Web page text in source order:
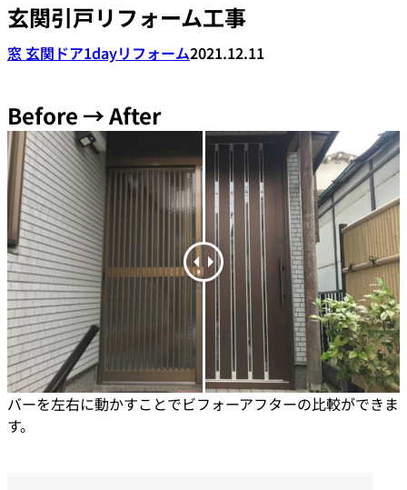
会社情報
よくあるご質問
サイトマップ
採用情報はこちら
玄関引戸リフォーム工事
窓 玄関ドア1dayリフォーム2021.12.11
Before → After
バーを左右に動かすことでビフォーアフターの比較ができま
す。